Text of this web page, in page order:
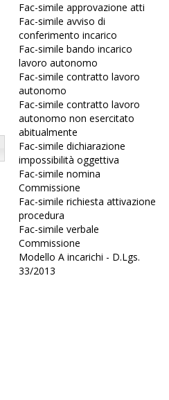
Fac-simile approvazione atti
Fac-simile avviso di
conferimento incarico
Fac-simile bando incarico
lavoro autonomo
Fac-simile contratto lavoro
autonomo
Fac-simile contratto lavoro
autonomo non esercitato
abitualmente
Fac-simile dichiarazione
impossibilità oggettiva
Fac-simile nomina
Commissione
Fac-simile richiesta attivazione
procedura
Fac-simile verbale
Commissione
Modello A incarichi - D.Lgs.
33/2013